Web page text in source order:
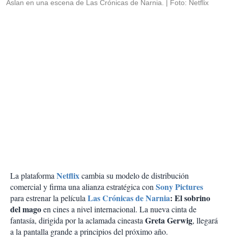
Aslan en una escena de Las Crónicas de Narnia. Foto: Netflix
La plataformaNetflixcambia su modelo de distribución
comercial y firma una alianza estratégica conSony Pictures
para estrenar la películaLas Crónicas de Narnia: El sobrino
del magoen cines a nivel internacional. La nueva cinta de
fantasía, dirigida por la aclamada cineastaGreta Gerwig, llegará
a la pantalla grande a principios del próximo año.